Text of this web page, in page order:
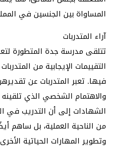
المساواة بين الجنسين في
آراء المتدربات
تتلقى مدرسة جدة المتطورة
التقييمات الإيجابية من
فيها. تعبر المتدربات عن
والاهتمام الشخصي الذي
الشهادات إلى أن التدريب في
من الناحية العملية، بل ساهم
وتطوير المهارات الحياتية